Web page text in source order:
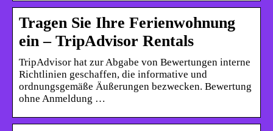
Tragen Sie Ihre Ferienwohnung
ein – TripAdvisor Rentals
TripAdvisor hat zur Abgabe von Bewertungen interne
Richtlinien geschaffen, die informative und
ordnungsgemäße Äußerungen bezwecken. Bewertung
ohne Anmeldung …